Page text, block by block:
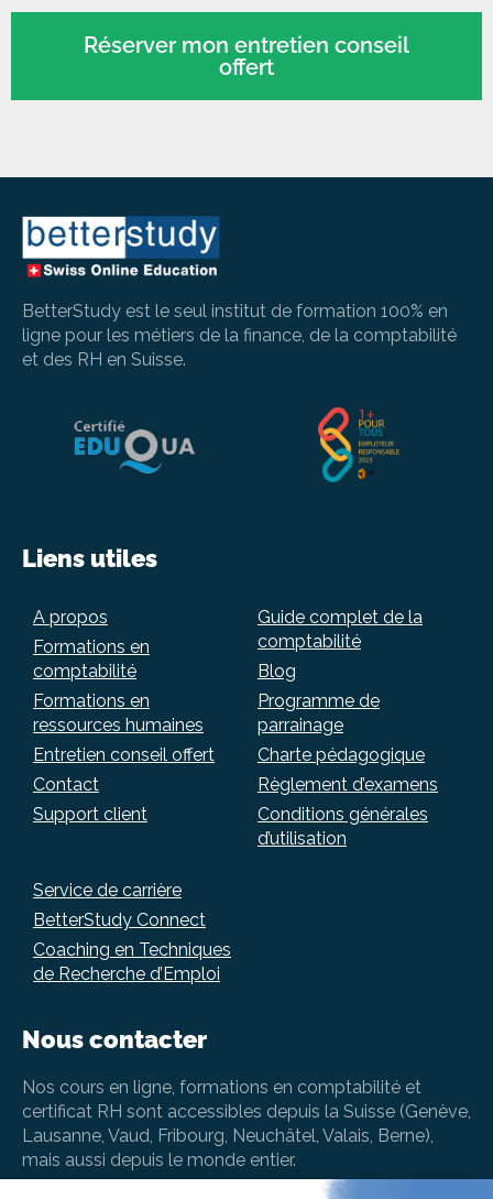
Réserver mon entretien conseil
offert
BetterStudy est le seul institut de formation 100% en
ligne pour les métiers de la finance, de la comptabilité
et des RH en Suisse.
Liens utiles
A propos
Formations en
comptabilité
Formations en
ressources humaines
Entretien conseil offert
Contact
Support client
Guide complet de la
comptabilité
Blog
Programme de
parrainage
Charte pédagogique
Règlement d’examens
Conditions générales
d’utilisation
Service de carrière
BetterStudy Connect
Coaching en Techniques
de Recherche d’Emploi
Nous contacter
Nos cours en ligne, formations en comptabilité et
certificat RH sont accessibles depuis la Suisse (Genève,
Lausanne, Vaud, Fribourg, Neuchâtel, Valais, Berne),
mais aussi depuis le monde entier.